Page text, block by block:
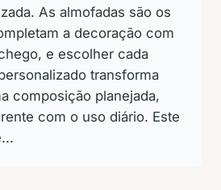
As almofadas são os
a decoração com
e escolher cada
transforma
composição planejada,
com o uso diário. Este